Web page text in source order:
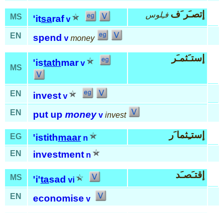
MS 'itsaraf v إتصـَر َف فـِلوس
EN spend v money
MS 'istathmar v إستـَثمـَر
EN invest v
EN
put up money v invest
EG 'istithmaar n إستـِثما َر
EN investment n
MS 'i'tasad vi إقتـَصـَد
EN economise v